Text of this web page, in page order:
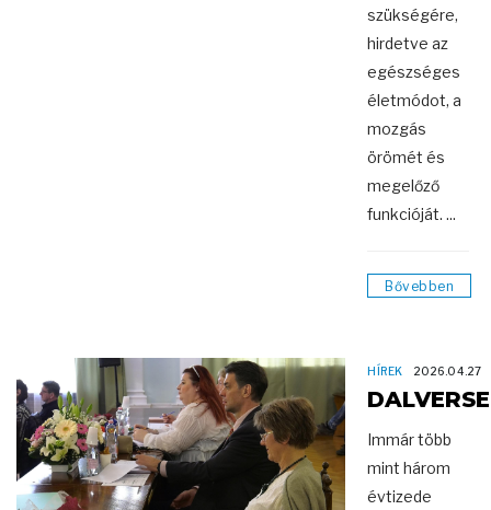
szükségére,
hirdetve az
egészséges
életmódot, a
mozgás
örömét és
megelőző
funkcióját. ...
Bővebben
HÍREK 2026.04.27
Immár több
mint három
évtizede